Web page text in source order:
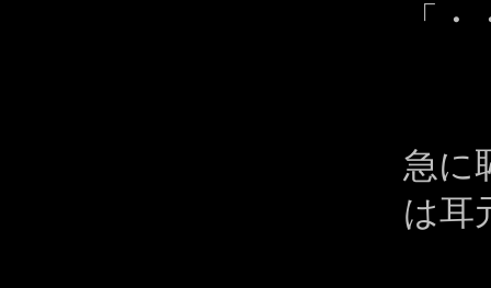
「
急に
は耳